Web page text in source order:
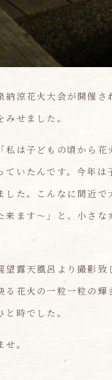
納涼花火大会が開催
せました。
私は子どもの頃から
ていたんです。今年
した。こんなに間近
来ます～」と、小さ
露天風呂より撮影致
る花火の一粒一粒の
時でした。
。